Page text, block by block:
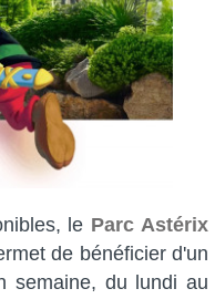
le Parc Astérix
de bénéficier d'un
semaine, du lundi au